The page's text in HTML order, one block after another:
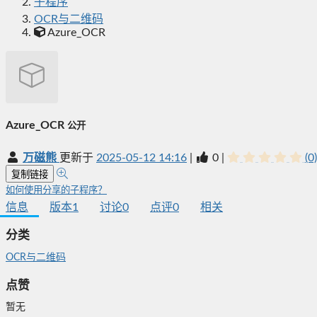
OCR与二维码
Azure_OCR
Azure_OCR 公开
万磁熊 更新于 2025-05-12 14:16 0 (0)
复制链接
如何使用分享的子程序？
信息 版本1 讨论0 点评0 相关
分类
OCR与二维码
点赞
暂无